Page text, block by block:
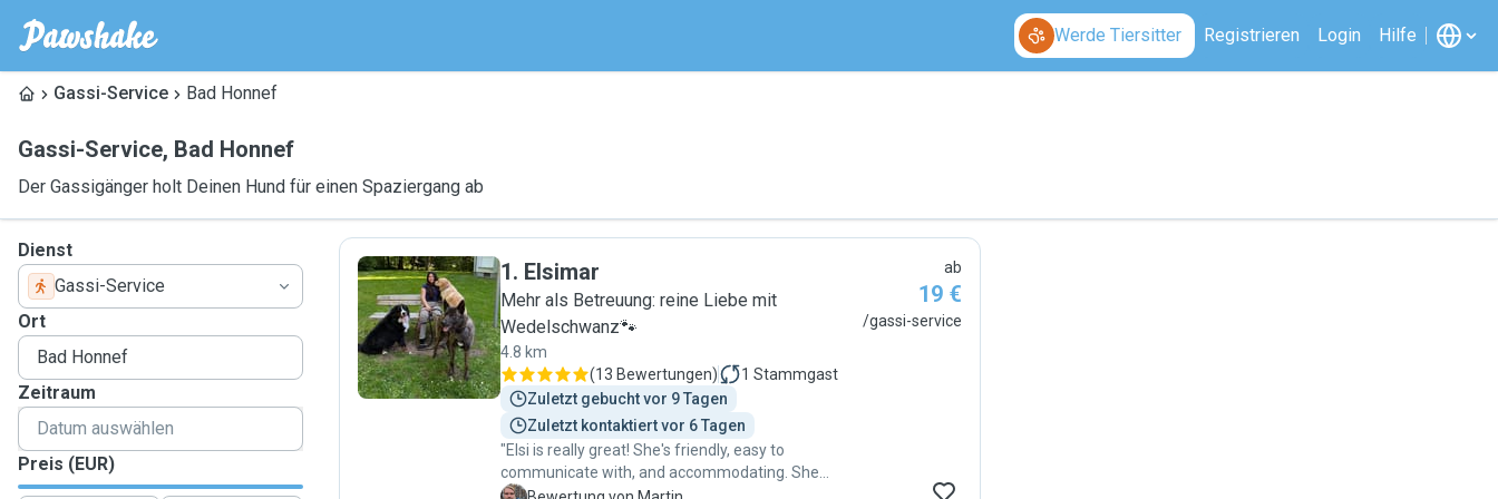
Werde Tiersitter Registrieren Login Hilfe
Gassi-Service Bad Honnef
Gassi-Service, Bad Honnef
Der Gassigänger holt Deinen Hund für einen Spaziergang ab
Dienst
Gassi-Service
Ort
Zeitraum
Preis (EUR)
E
1. Elsimar
Mehr als Betreuung: reine Liebe mit
Wedelschwanz🐾
4.8 km
(13 Bewertungen) 1 Stammgast
Zuletzt gebucht vor 9 Tagen
Zuletzt kontaktiert vor 6 Tagen
"Elsi is really great! She's friendly, easy to
communicate with, and accommodating. She
became instant friends with our dog. "
ab
19 €
/gassi-service